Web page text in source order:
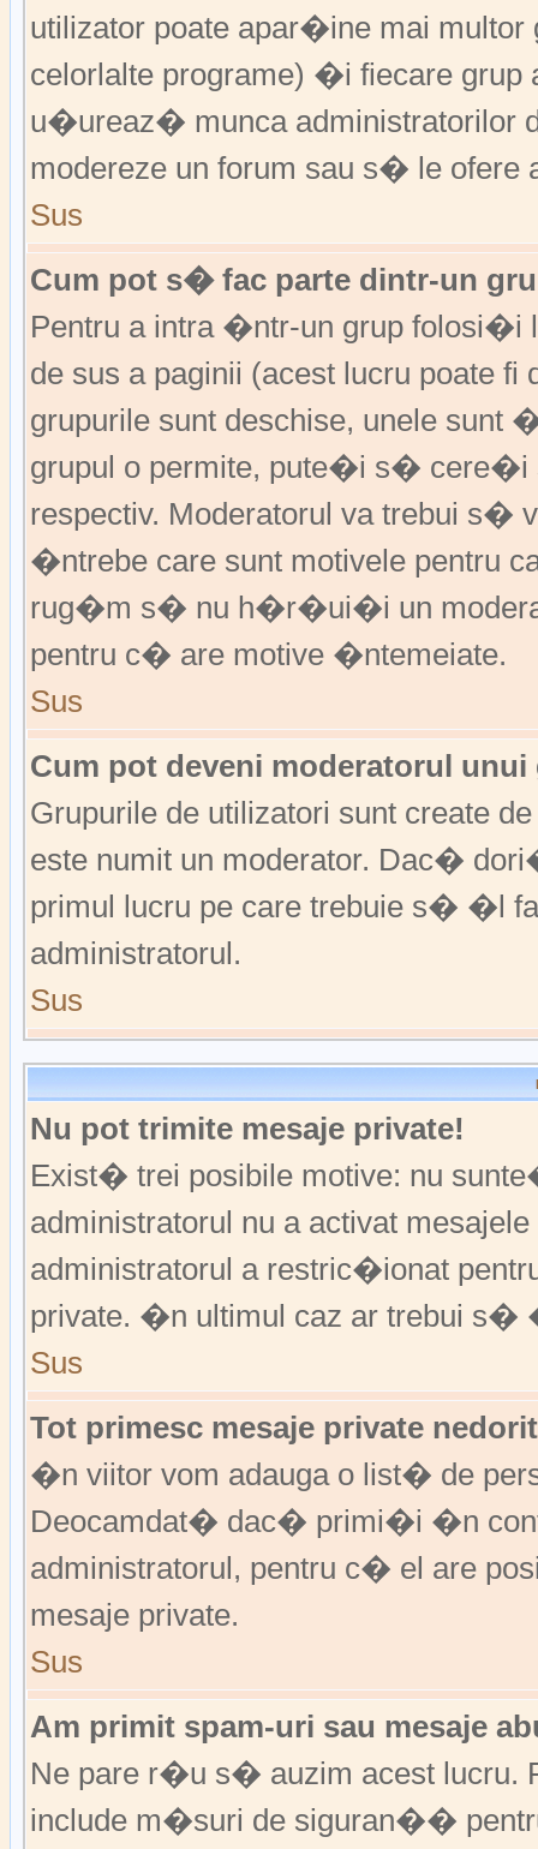
utilizator poate apar�ine mai
celorlalte programe) �i fiecare grup
u�ureaz� munca
modereze un forum sau s� le
Sus
Cum pot s� fac parte dintr-un
Pentru a intra �ntr-un grup folosi�i
de sus a paginii (acest lucru poate
grupurile sunt deschise, unele
grupul o permite, pute�i s�
respectiv. Moderatorul va trebui
�ntrebe care sunt motivele
rug�m s� nu h�r�ui�i un
pentru c� are motive �ntemeiate.
Sus
Cum pot deveni moderatorul
Grupurile de utilizatori sunt create
este numit un moderator. Dac�
primul lucru pe care trebuie s� �l
administratorul.
Sus
Nu pot trimite mesaje private!
Exist� trei posibile motive: nu
administratorul nu a activat
administratorul a restric�ionat
private. �n ultimul caz ar trebui s�
Sus
Tot primesc mesaje private
�n viitor vom adauga o list� de
Deocamdat� dac� primi�i �n
administratorul, pentru c� el are
mesaje private.
Sus
Am primit spam-uri sau mesaje
Ne pare r�u s� auzim acest lucru.
include m�suri de siguran��